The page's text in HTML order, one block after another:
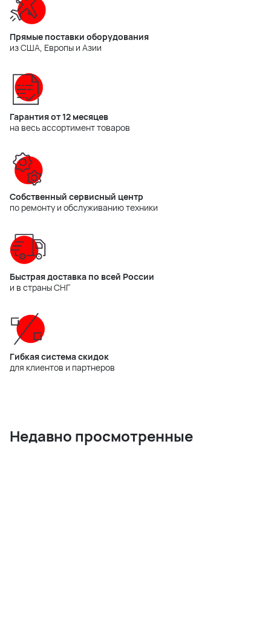
Прямые поставки оборудования
из США, Европы и Азии
Гарантия от 12 месяцев
на весь ассортимент товаров
Собственный сервисный центр
по ремонту и обслуживанию техники
Быстрая доставка по всей России
и в страны СНГ
Гибкая система скидок
для клиентов и партнеров
Недавно просмотренные